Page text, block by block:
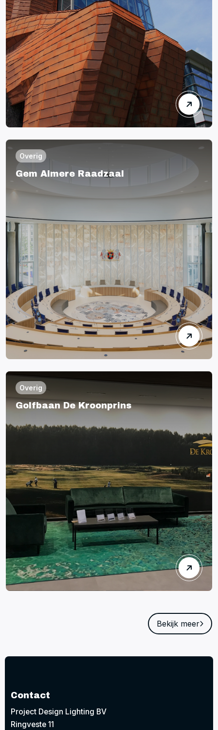
Overig
Gem Almere Raadzaal
Overig
Golfbaan De Kroonprins
Bekijk meer
Contact
Project Design Lighting BV
Ringveste 11